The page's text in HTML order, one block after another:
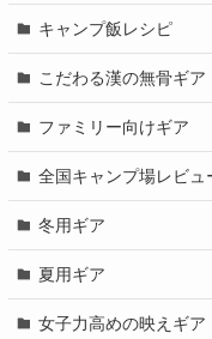
キャンプ飯レシピ
こだわる漢の無骨ギア
ファミリー向けギア
全国キャンプ場レビュ
冬用ギア
夏用ギア
女子力高めの映えギア